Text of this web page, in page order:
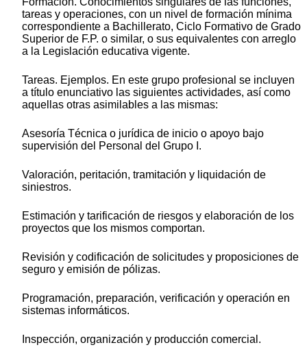
tareas y operaciones, con un nivel de formación mínima
correspondiente a Bachillerato, Ciclo Formativo de Grado
Superior de F.P. o similar, o sus equivalentes con arreglo
a la Legislación educativa vigente.
Tareas. Ejemplos. En este grupo profesional se incluyen
a título enunciativo las siguientes actividades, así como
aquellas otras asimilables a las mismas:
Asesoría Técnica o jurídica de inicio o apoyo bajo
supervisión del Personal del Grupo I.
Valoración, peritación, tramitación y liquidación de
siniestros.
Estimación y tarificación de riesgos y elaboración de los
proyectos que los mismos comportan.
Revisión y codificación de solicitudes y proposiciones de
seguro y emisión de pólizas.
Programación, preparación, verificación y operación en
sistemas informáticos.
Inspección, organización y producción comercial.